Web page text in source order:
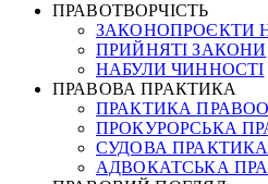
ПРАВОТВОРЧІСТЬ
ЗАКОНОПРОЄКТИ
ПРИЙНЯТІ ЗАКОНИ
НАБУЛИ ЧИННОСТІ
ПРАВОВА ПРАКТИКА
ПРАКТИКА
ПРОКУРОРСЬКА
СУДОВА ПРАКТИКА
АДВОКАТСЬКА